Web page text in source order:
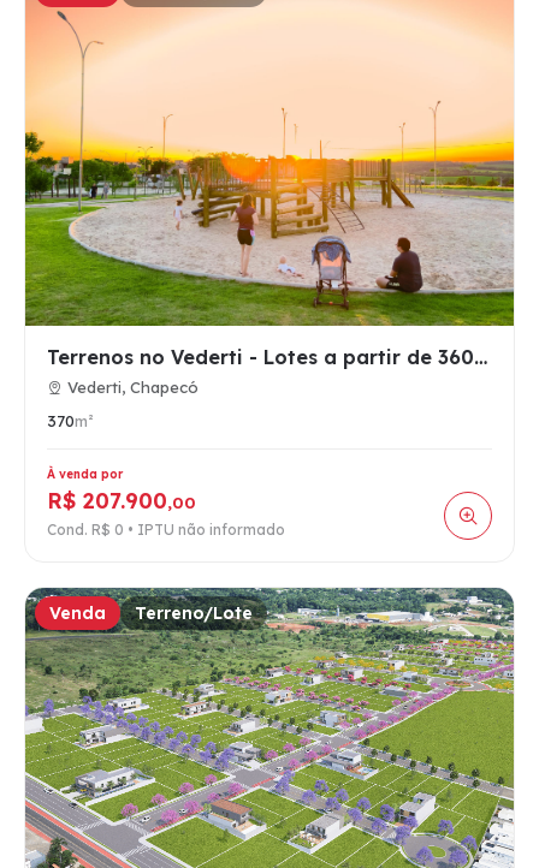
Terrenos no Vederti - Lotes a partir de 360m2 na região Oest…
Vederti, Chapecó
370m²
À venda por
R$ 207.900,00
Cond. R$ 0 • IPTU não informado
Venda Terreno/Lote